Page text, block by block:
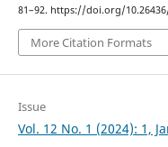
81–92. https://doi.org/
More Citation Formats
Issue
Vol. 12 No. 1 (2024): 1,